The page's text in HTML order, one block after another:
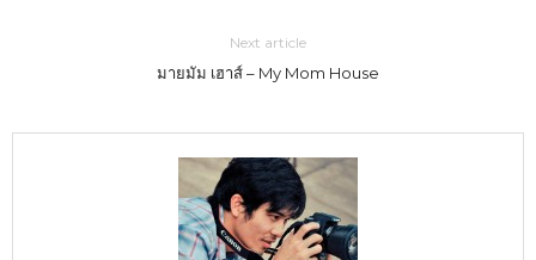
Next article
มายมัม เฮาส์ – My Mom House